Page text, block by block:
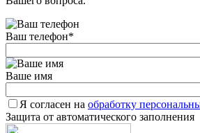
Ваш телефон*
Ваше имя
Я согласен на обработку
Защита от автоматического заполнения